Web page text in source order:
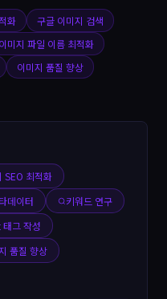
화
구글 이미지 검색
이미지 파일 이름 최적화
이미지 품질 향상
SEO 최적화
데이터
키워드 연구
그 작성
품질 향상